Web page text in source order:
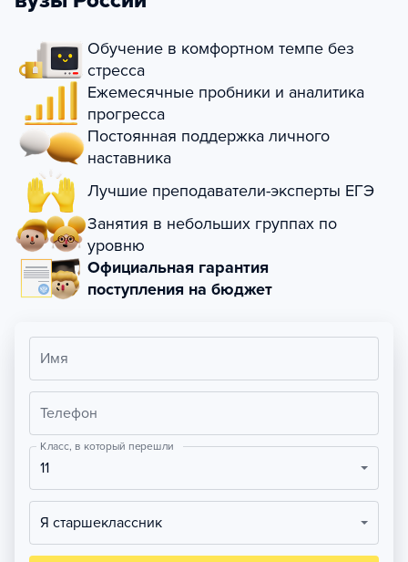
Обучение в комфортном темпе без
стресса
Ежемесячные пробники и аналитика
прогресса
Постоянная поддержка личного
наставника
Лучшие преподаватели-эксперты ЕГЭ
Занятия в небольших группах по
уровню
Официальная гарантия
поступления на бюджет
Имя
Телефон
Класс, в который перешли
11
Я старшеклассник